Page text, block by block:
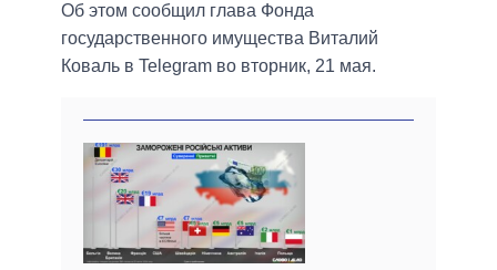
Об этом сообщил глава Фонда
государственного имущества Виталий
Коваль в Telegram во вторник, 21 мая.